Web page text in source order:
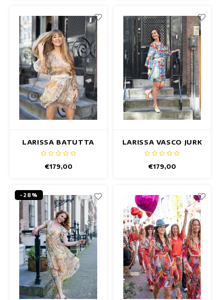
Maxi jurken
Mouwloze Jurken
Wikkeljurken
Zomerjurken
Jurken Met Print
LARISSA BATUTTA
JURK
€179,00
LARISSA VASCO JURK
€179,00
-28%